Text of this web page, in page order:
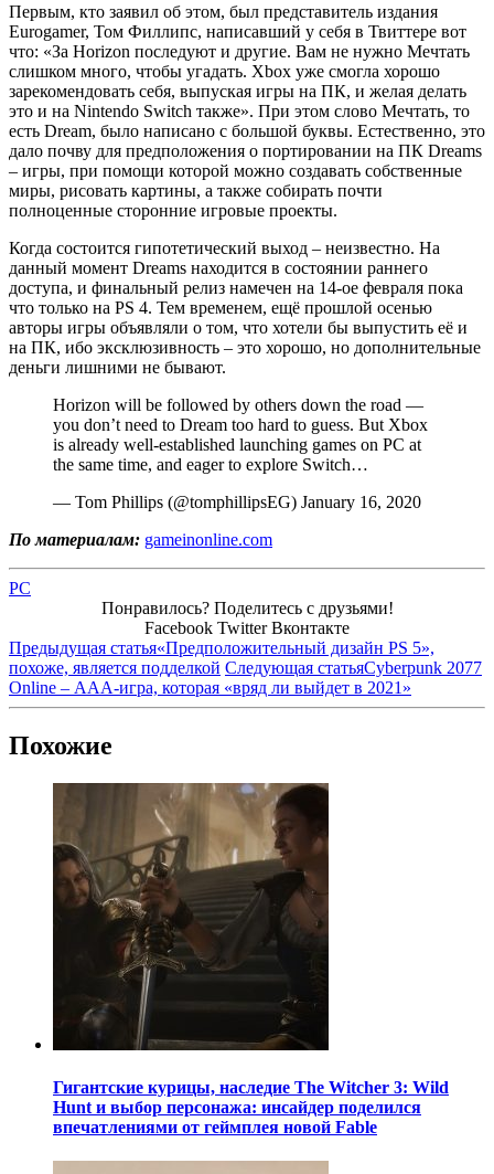
Первым, кто заявил об этом, был представитель издания
Eurogamer, Том Филлипс, написавший у себя в Твиттере вот
что: «За Horizon последуют и другие. Вам не нужно Мечтать
слишком много, чтобы угадать. Xbox уже смогла хорошо
зарекомендовать себя, выпуская игры на ПК, и желая делать
это и на Nintendo Switch также». При этом слово Мечтать, то
есть Dream, было написано с большой буквы. Естественно, это
дало почву для предположения о портировании на ПК Dreams
– игры, при помощи которой можно создавать собственные
миры, рисовать картины, а также собирать почти
полноценные сторонние игровые проекты.
Когда состоится гипотетический выход – неизвестно. На
данный момент Dreams находится в состоянии раннего
доступа, и финальный релиз намечен на 14-ое февраля пока
что только на PS 4. Тем временем, ещё прошлой осенью
авторы игры объявляли о том, что хотели бы выпустить её и
на ПК, ибо эксклюзивность – это хорошо, но дополнительные
деньги лишними не бывают.
Horizon will be followed by others down the road —
you don’t need to Dream too hard to guess. But Xbox
is already well-established launching games on PC at
the same time, and eager to explore Switch…
— Tom Phillips (@tomphillipsEG) January 16, 2020
По материалам: gameinonline.com
PC
Понравилось? Поделитесь с друзьями!
Facebook Twitter Вконтакте
Предыдущая статья«Предположительный дизайн PS 5»,
похоже, является подделкой Следующая статьяCyberpunk 2077
Online – ААА-игра, которая «вряд ли выйдет в 2021»
Похожие
Гигантские курицы, наследие The Witcher 3: Wild
Hunt и выбор персонажа: инсайдер поделился
впечатлениями от геймплея новой Fable